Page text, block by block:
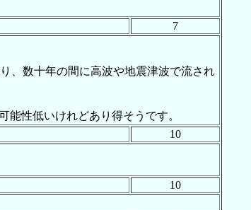
7
数十年の間に高波や地震津波で流され
性低いけれどあり得そうです。
10
10